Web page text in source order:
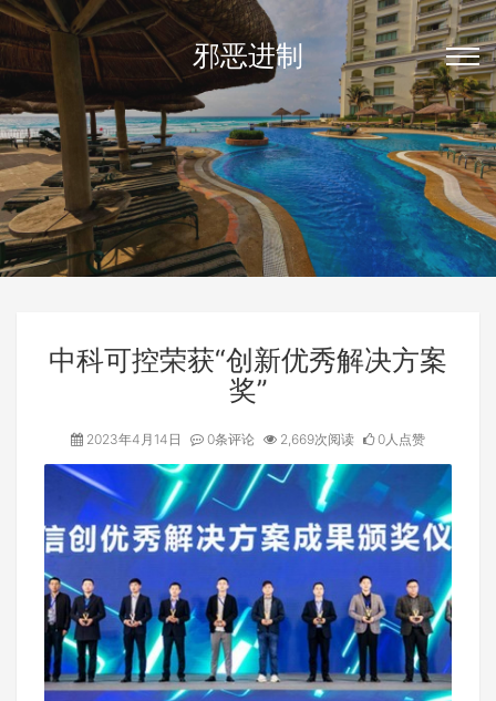
邪恶进制
中科可控荣获“创新优秀解决方案
奖”
2023年4月14日 0条评论 2,669次阅读 0人点赞